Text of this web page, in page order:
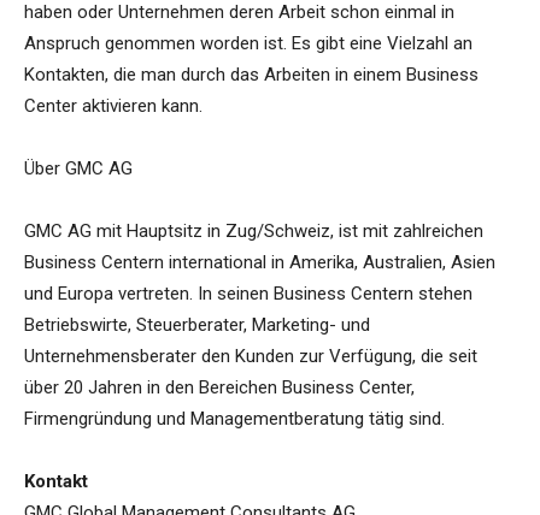
haben oder Unternehmen deren Arbeit schon einmal in
Anspruch genommen worden ist. Es gibt eine Vielzahl an
Kontakten, die man durch das Arbeiten in einem Business
Center aktivieren kann.
Über GMC AG
GMC AG mit Hauptsitz in Zug/Schweiz, ist mit zahlreichen
Business Centern international in Amerika, Australien, Asien
und Europa vertreten. In seinen Business Centern stehen
Betriebswirte, Steuerberater, Marketing- und
Unternehmensberater den Kunden zur Verfügung, die seit
über 20 Jahren in den Bereichen Business Center,
Firmengründung und Managementberatung tätig sind.
Kontakt